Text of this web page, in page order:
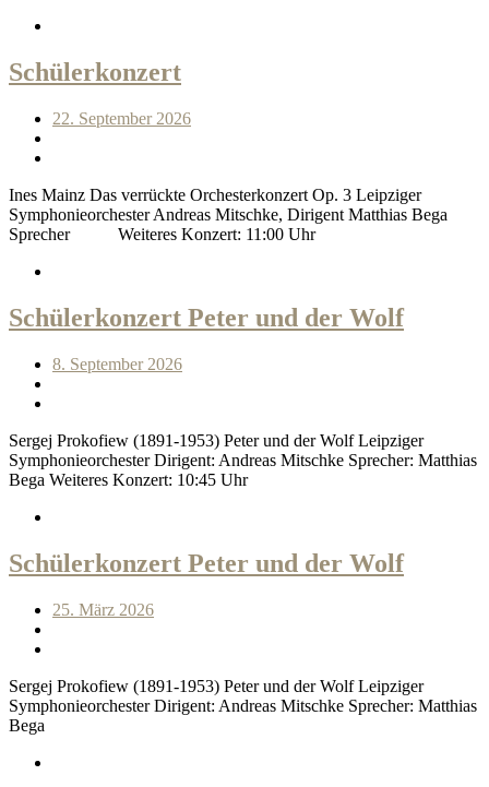
Schülerkonzert
22. September 2026
Ines Mainz Das verrückte Orchesterkonzert Op. 3 Leipziger
Symphonieorchester Andreas Mitschke, Dirigent Matthias Bega
Sprecher Weiteres Konzert: 11:00 Uhr
Schülerkonzert Peter und der Wolf
8. September 2026
Sergej Prokofiew (1891-1953) Peter und der Wolf Leipziger
Symphonieorchester Dirigent: Andreas Mitschke Sprecher: Matthias
Bega Weiteres Konzert: 10:45 Uhr
Schülerkonzert Peter und der Wolf
25. März 2026
Sergej Prokofiew (1891-1953) Peter und der Wolf Leipziger
Symphonieorchester Dirigent: Andreas Mitschke Sprecher: Matthias
Bega